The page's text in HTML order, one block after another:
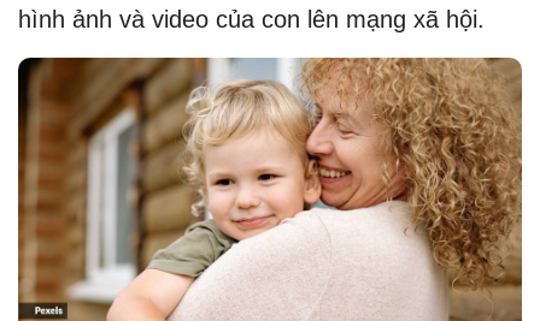
hình ảnh và video của con lên mạng xã hội.